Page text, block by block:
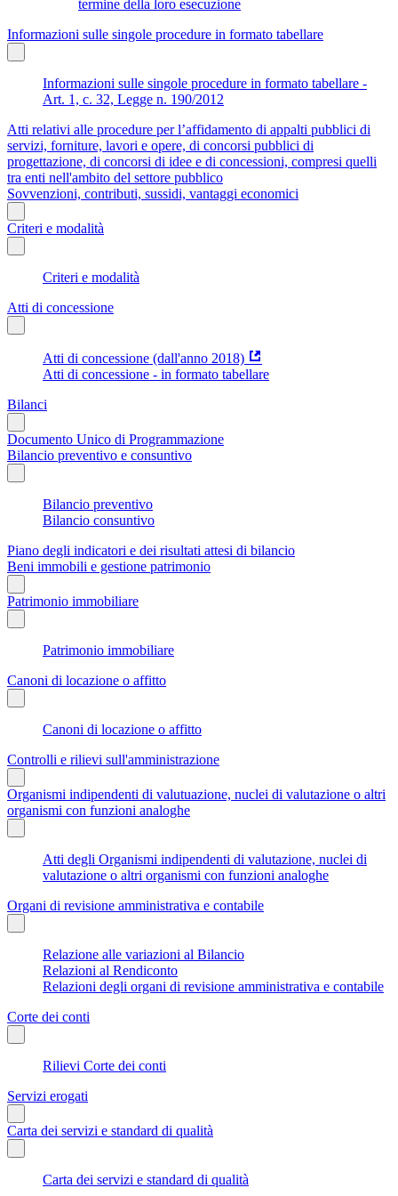
termine della loro esecuzione
Informazioni sulle singole procedure in formato tabellare
Informazioni sulle singole procedure in formato tabellare -
Art. 1, c. 32, Legge n. 190/2012
Atti relativi alle procedure per l’affidamento di appalti pubblici di
servizi, forniture, lavori e opere, di concorsi pubblici di
progettazione, di concorsi di idee e di concessioni, compresi quelli
tra enti nell'ambito del settore pubblico
Sovvenzioni, contributi, sussidi, vantaggi economici
Criteri e modalità
Criteri e modalità
Atti di concessione
Atti di concessione (dall'anno 2018)
Atti di concessione - in formato tabellare
Bilanci
Documento Unico di Programmazione
Bilancio preventivo e consuntivo
Bilancio preventivo
Bilancio consuntivo
Piano degli indicatori e dei risultati attesi di bilancio
Beni immobili e gestione patrimonio
Patrimonio immobiliare
Patrimonio immobiliare
Canoni di locazione o affitto
Canoni di locazione o affitto
Controlli e rilievi sull'amministrazione
Organismi indipendenti di valutuazione, nuclei di valutazione o altri
organismi con funzioni analoghe
Atti degli Organismi indipendenti di valutazione, nuclei di
valutazione o altri organismi con funzioni analoghe
Organi di revisione amministrativa e contabile
Relazione alle variazioni al Bilancio
Relazioni al Rendiconto
Relazioni degli organi di revisione amministrativa e contabile
Corte dei conti
Rilievi Corte dei conti
Servizi erogati
Carta dei servizi e standard di qualità
Carta dei servizi e standard di qualità